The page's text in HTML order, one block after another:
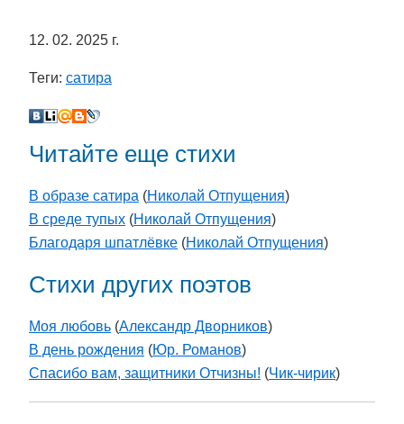
12. 02. 2025 г.
Теги: сатира
Читайте еще стихи
В образе сатира (Николай Отпущения)
В среде тупых (Николай Отпущения)
Благодаря шпатлёвке (Николай Отпущения)
Стихи других поэтов
Моя любовь (Александр Дворников)
В день рождения (Юр. Романов)
Спасибо вам, защитники Отчизны! (Чик-чирик)